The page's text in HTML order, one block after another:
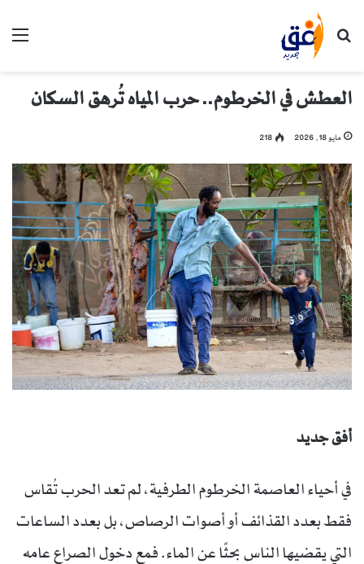
بحث عن
العطش في الخرطوم.. حرب المياه تُرهق السكان
مايو 18, 2026 218
أفق جديد
في أحياء العاصمة الخرطوم الطرفية، لم تعد الحرب تُقاس
فقط بعدد القذائف أو أصوات الرصاص، بل بعدد الساعات
التي يقضيها الناس بحثًا عن الماء. فمع دخول الصراع عامه